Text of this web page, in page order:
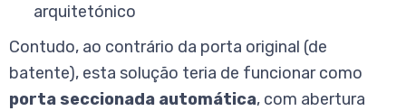
arquitetónico
Contudo, ao contrário da porta original (de
batente), esta solução teria de funcionar como
porta seccionada automática, com abertura